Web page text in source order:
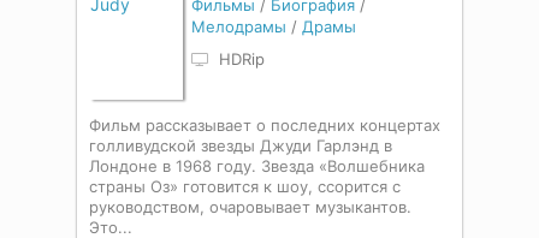
Фильмы / Биография /
Мелодрамы / Драмы
HDRip
Фильм рассказывает о последних концертах
голливудской звезды Джуди Гарлэнд в
Лондоне в 1968 году. Звезда «Волшебника
страны Оз» готовится к шоу, ссорится с
руководством, очаровывает музыкантов.
Это...